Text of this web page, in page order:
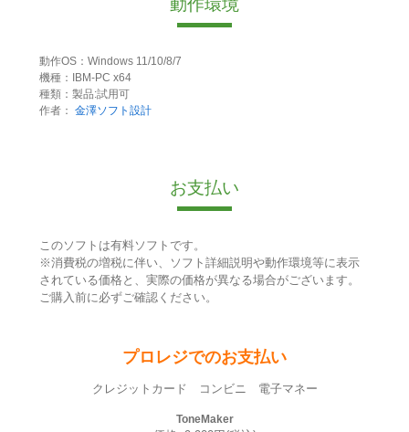
動作環境
動作OS：Windows 11/10/8/7
機種：IBM-PC x64
種類：製品:試用可
作者： 金澤ソフト設計
お支払い
このソフトは有料ソフトです。
※消費税の増税に伴い、ソフト詳細説明や動作環境等に表示
されている価格と、実際の価格が異なる場合がございます。
ご購入前に必ずご確認ください。
プロレジでのお支払い
クレジットカード コンビニ 電子マネー
ToneMaker